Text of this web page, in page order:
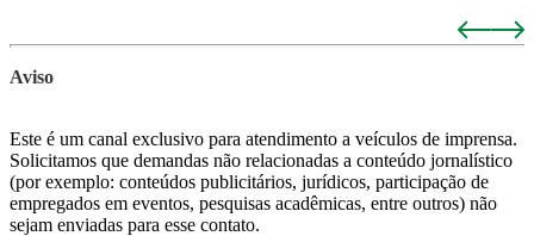
Aviso
Este é um canal exclusivo para atendimento a veículos de imprensa.
Solicitamos que demandas não relacionadas a conteúdo jornalístico
(por exemplo: conteúdos publicitários, jurídicos, participação de
empregados em eventos, pesquisas acadêmicas, entre outros) não
sejam enviadas para esse contato.